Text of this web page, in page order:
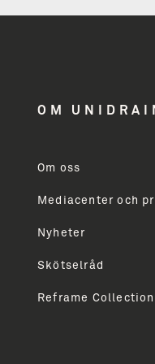
Modtager du ikke
markedsføring
OM
Om oss
Mediacenter och
Nyheter
Skötselråd
Reframe Collection